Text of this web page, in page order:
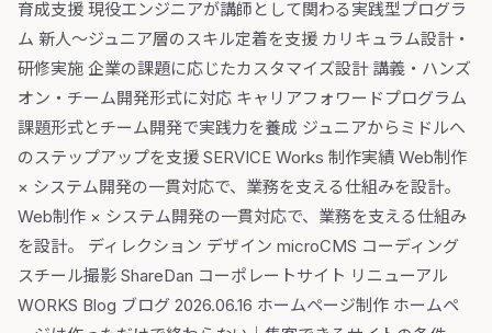
育成支援 現役エンジニアが講師として関わる実践型プログラ
ム 新人〜ジュニア層のスキル定着を支援 カリキュラム設計・
研修実施 企業の課題に応じたカスタマイズ設計 講義・ハンズ
オン・チーム開発形式に対応 キャリアフォワードプログラム
課題形式とチーム開発で実践力を養成 ジュニアからミドルへ
のステップアップを支援 SERVICE Works 制作実績 Web制作
× システム開発の一貫対応で、業務を支える仕組みを設計。
Web制作 × システム開発の一貫対応で、業務を支える仕組み
を設計。 ディレクション デザイン microCMS コーディング
スチール撮影 ShareDan コーポレートサイト リニューアル
WORKS Blog ブログ 2026.06.16 ホームページ制作 ホームペ